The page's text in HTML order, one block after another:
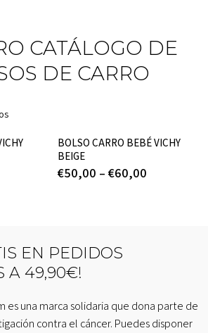
CATÁLOGO DE
DE CARRO
BOLSO CARRO BEBÉ VICHY
BEIGE
€50,00 – €60,00
EN PEDIDOS
A 49,90€!
es una marca solidaria que dona parte de
contra el cáncer. Puedes disponer